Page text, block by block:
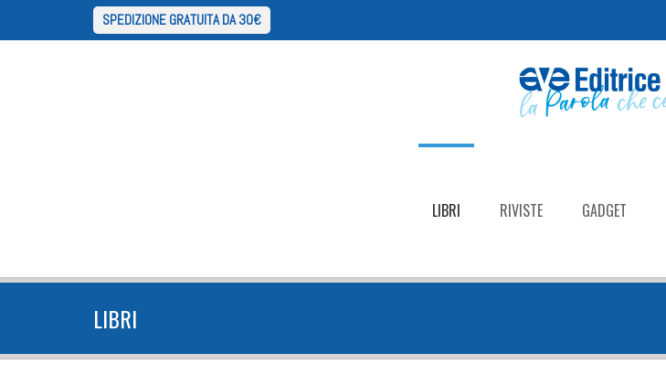
SPEDIZIONE GRATUITA DA 30€
LIBRI RIVISTE GADGET
LIBRI